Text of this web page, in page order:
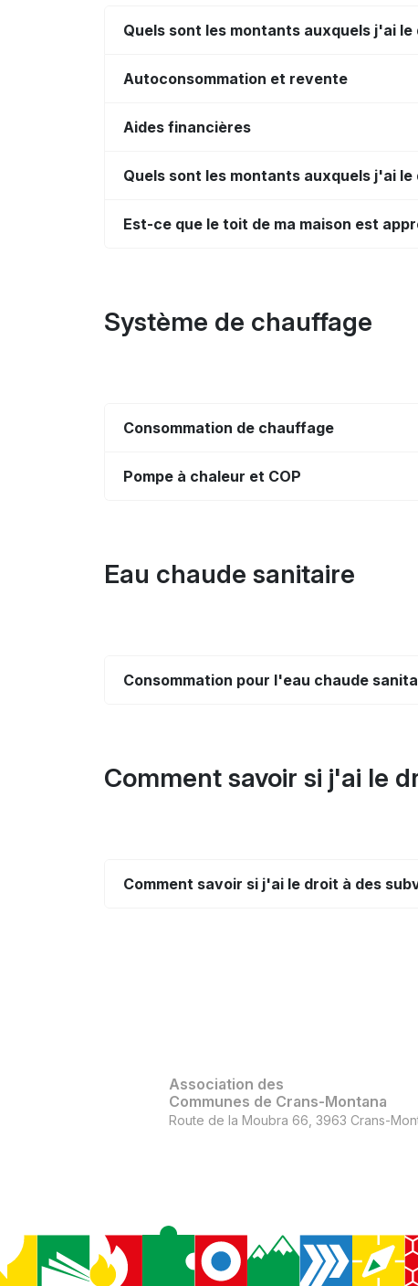
Quels sont les montants auxquels j'ai
Autoconsommation et revente
Aides financières
Quels sont les montants auxquels j'ai
Est-ce que le toit de ma maison est
Système de chauffage
Consommation de chauffage
Pompe à chaleur et COP
Eau chaude sanitaire
Consommation pour l'eau chaude
Comment savoir si j'ai le
Comment savoir si j'ai le droit à des
Association des
Communes de Crans-Montana
Route de la Moubra 66, 3963 Crans-